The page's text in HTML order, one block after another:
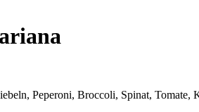
Peperoni, Broccoli, Spinat, Tomate,